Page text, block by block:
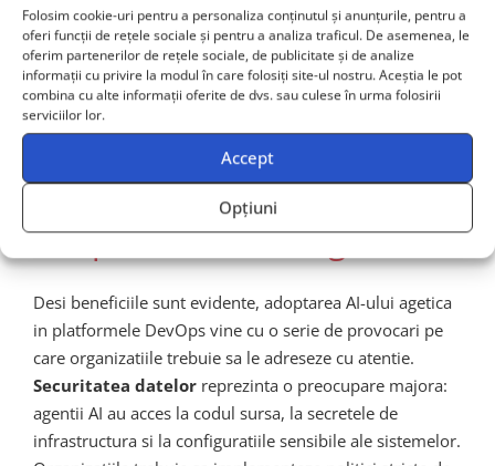
Folosim cookie-uri pentru a personaliza conținutul și anunțurile, pentru a
oferi funcții de rețele sociale și pentru a analiza traficul. De asemenea, le
oferim partenerilor de rețele sociale, de publicitate și de analize
informații cu privire la modul în care folosiți site-ul nostru. Aceștia le pot
combina cu alte informații oferite de dvs. sau culese în urma folosirii
serviciilor lor.
Accept
Opțiuni
Conformitate si auditabilitate imbunatatite:
Agentii AI genereaza automat documentatie, rapoarte de
conformitate si trasabilitati complete ale modificarilor,
simplificind procesele de audit si certificare.
Provocari si consideratii in
adoptarea AI-ului agetica
Desi beneficiile sunt evidente, adoptarea AI-ului agetica
in platformele DevOps vine cu o serie de provocari pe
care organizatiile trebuie sa le adreseze cu atentie.
Securitatea datelor reprezinta o preocupare majora:
agentii AI au acces la codul sursa, la secretele de
infrastructura si la configuratiile sensibile ale sistemelor.